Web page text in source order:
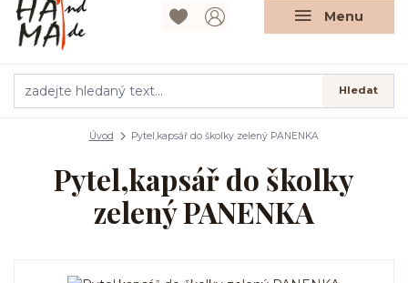
Menu
Hledat
Úvod Pytel,kapsář do školky zelený PANENKA
Pytel,kapsář do školky
zelený PANENKA